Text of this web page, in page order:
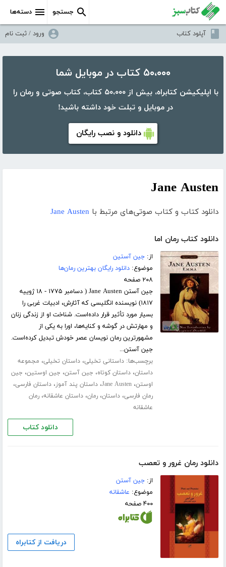
دسته‌ها جستجو
آپلود کتاب ورود / ثبت نام
۵۰،۰۰۰ کتاب در موبایل شما
با اپلیکیشن کتابراه، بیش از ۵۰،۰۰۰ کتاب، کتاب صوتی و رمان را
در موبایل و تبلت خود داشته باشید!
دانلود و نصب رایگان
Jane Austen
دانلود کتاب و کتاب صوتی‌های مرتبط با Jane Austen
دانلود کتاب رمان اما
از:جین آستین
موضوع:دانلود رایگان بهترین رمان‌ها
۲۰۸ صفحه
جین آستن Jane Austen ( دسامبر ۱۷۷۵ - ۱۸ ژوییه
۱۸۱۷) نویسنده انگلیسی که آثارش، ادبیات غربی را
بسیار مورد تأثیر قرار داده‌است. شناخت او از زندگی زنان
و مهارتش در گوشه و کنایه‌ها، اورا به یکی از
مشهورترین رمان‌ نویسان عصر خودش تبدیل کرده‌است.
جین آستن...
برچسب‌ها:داستانی تخیلی،داستان تخیلی، مجموعه
داستان،داستان کوتاه، جین آستن، جین اوستین، جین
اوستن،Jane Austen،داستان پند آموز،داستان فارسی،
رمان فارسی،داستان،رمان،داستان عاشقانه،رمان
عاشقانه
دانلود کتاب
دانلود رمان غرور و تعصب
از:جین آستن
موضوع: عاشقانه
۴۰۰ صفحه
دریافت از کتابراه